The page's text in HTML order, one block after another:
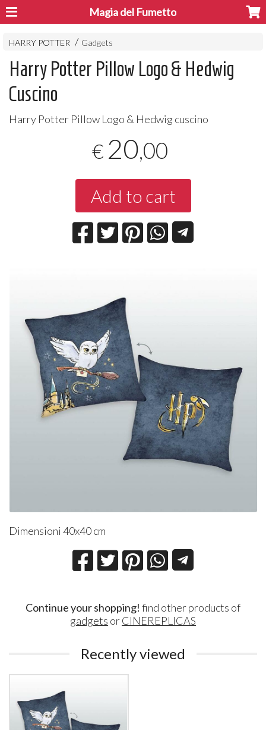
Magia del Fumetto
HARRY POTTER Gadgets
Harry Potter Pillow Logo & Hedwig
Cuscino
Harry Potter Pillow Logo & Hedwig cuscino
€ 20,00
Add to cart
Dimensioni 40x40 cm
Continue your shopping! find other products of
gadgets orCINEREPLICAS
Recently viewed